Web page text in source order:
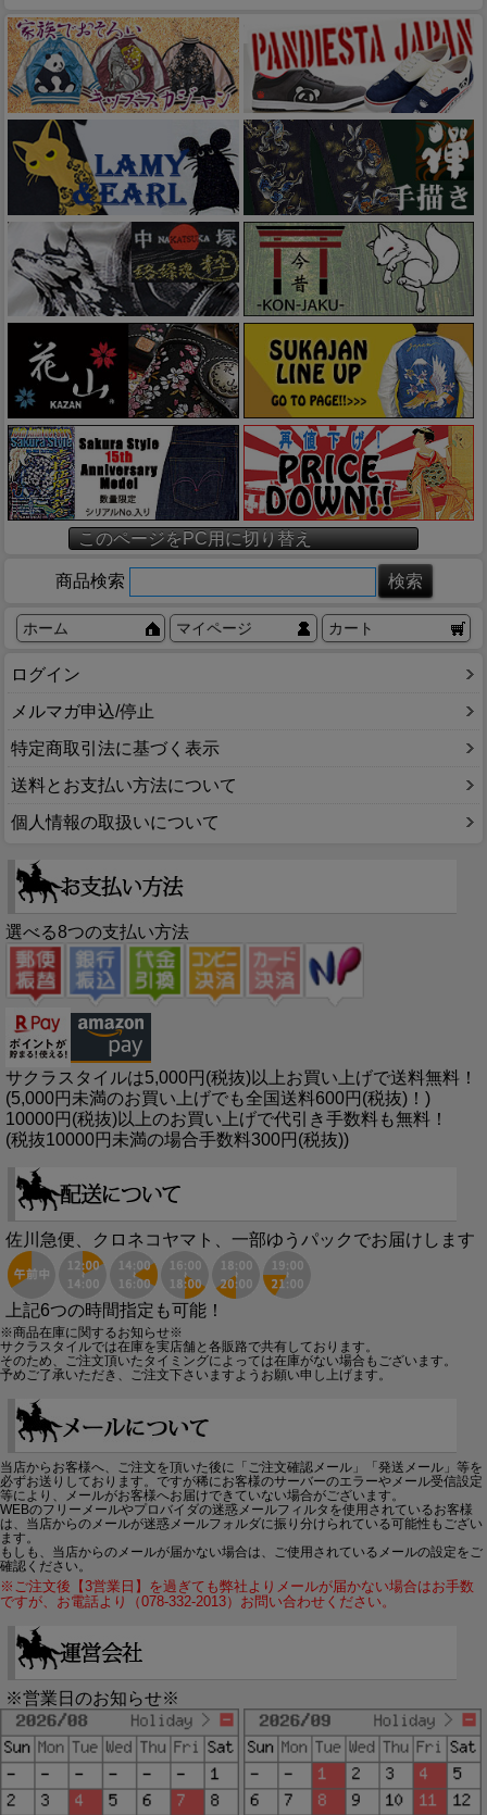
このページをPC用に切り替え
商品検索
ホーム マイページ カート
ログイン
メルマガ申込/停止
特定商取引法に基づく表示
送料とお支払い方法について
個人情報の取扱いについて
選べる8つの支払い方法
サクラスタイルは5,000円(税抜)以上お買い上げで送料無料！
(5,000円未満のお買い上げでも全国送料600円(税抜)！)
10000円(税抜)以上のお買い上げで代引き手数料も無料！
(税抜10000円未満の場合手数料300円(税抜))
佐川急便、クロネコヤマト、一部ゆうパックでお届けします
上記6つの時間指定も可能！
※商品在庫に関するお知らせ※
サクラスタイルでは在庫を実店舗と各販路で共有しております。
そのため、ご注文頂いたタイミングによっては在庫がない場合もございます。
予めご了承いただき、ご注文下さいますようお願い申し上げます。
当店からお客様へ、ご注文を頂いた後に「ご注文確認メール」「発送メール」等を
必ずお送りしております。ですが稀にお客様のサーバーのエラーやメール受信設定
等により、メールがお客様へお届けできていない場合がございます。
WEBのフリーメールやプロバイダの迷惑メールフィルタを使用されているお客様
は、当店からのメールが迷惑メールフォルダに振り分けられている可能性もござい
ます。
もしも、当店からのメールが届かない場合は、ご使用されているメールの設定をご
確認ください。
※ご注文後【3営業日】を過ぎても弊社よりメールが届かない場合はお手数
ですが、お電話より（078-332-2013）お問い合わせください。
※営業日のお知らせ※